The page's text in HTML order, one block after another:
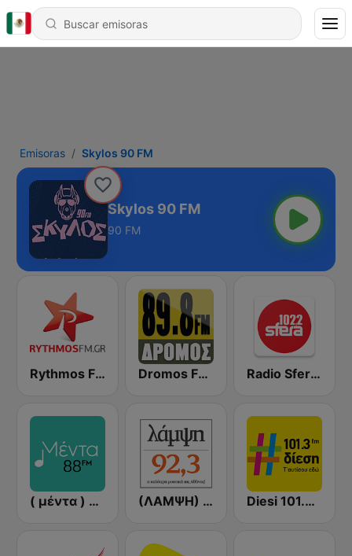
Emisoras Skylos 90 FM
Skylos 90 FM
90 FM
Rythmos FM - Ρυθμος 94.9 Dromos FM - ΔΡΟΜΟΣ 89.8 Radio Sfera 102.2 FM
( μέντα ) Menta 88 FM (ΛΑΜΨΗ) Lampsi 92.3 FM Diesi 101.3 FM